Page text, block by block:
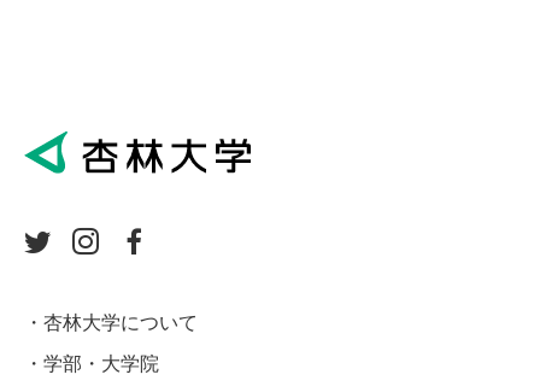
杏林大学について
学部・大学院